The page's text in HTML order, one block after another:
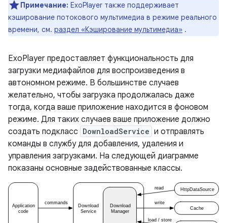
Примечание: ExoPlayer также поддерживает
кэширование потокового мультимедиа в режиме реального
времени, см. раздел «Кэширование мультимедиа» .
ExoPlayer предоставляет функциональность для
загрузки медиафайлов для воспроизведения в
автономном режиме. В большинстве случаев
желательно, чтобы загрузка продолжалась даже
тогда, когда ваше приложение находится в фоновом
режиме. Для таких случаев ваше приложение должно
создать подкласс DownloadService и отправлять
команды в службу для добавления, удаления и
управления загрузками. На следующей диаграмме
показаны основные задействованные классы.